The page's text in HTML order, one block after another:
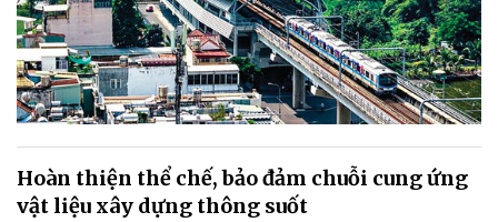
Hoàn thiện thể chế, bảo đảm chuỗi cung ứng
vật liệu xây dựng thông suốt